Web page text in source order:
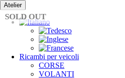
Vai
al
contenuto
Atelier
Ricambi per veicoli
CORSE
VOLANTI
SOLD OUT